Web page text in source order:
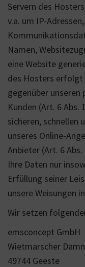
Servern des
v.a. um IP-
Namen,
eine Website
des Hosters erfolgt
gegenüber unseren
Kunden (Art. 6 Abs.
sicheren, schnellen
unseres Online-
Anbieter (Art. 6
Ihre Daten nur
Erfüllung seiner
unsere Weisungen
Wir setzen
emsconcept GmbH
Wietmarscher
49744 Geeste